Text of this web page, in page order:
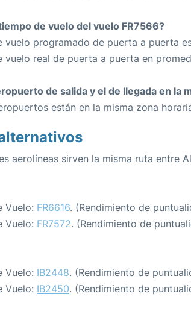
de vuelo del vuelo FR7566?
vuelo programado de puerta a puerta
vuelo real de puerta a puerta en
de salida y el de llegada en la
están en la misma zona
aerolíneas sirven la misma ruta entre
Vuelo: FR6616. (Rendimiento de
Vuelo: FR7572. (Rendimiento de
Vuelo: IB2448. (Rendimiento de
Vuelo: IB2450. (Rendimiento de